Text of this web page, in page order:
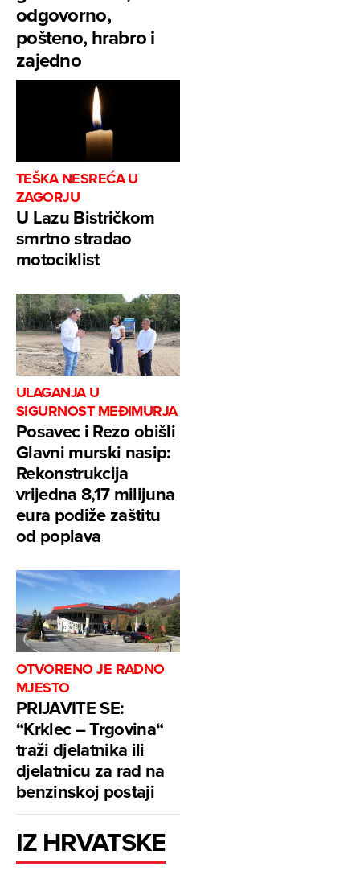
odgovorno,
pošteno, hrabro i
zajedno
TEŠKA NESREĆA U
ZAGORJU
U Lazu Bistričkom
smrtno stradao
motociklist
ULAGANJA U
SIGURNOST MEĐIMURJA
Posavec i Rezo obišli
Glavni murski nasip:
Rekonstrukcija
vrijedna 8,17 milijuna
eura podiže zaštitu
od poplava
OTVORENO JE RADNO
MJESTO
PRIJAVITE SE:
“Krklec – Trgovina“
traži djelatnika ili
djelatnicu za rad na
benzinskoj postaji
IZ HRVATSKE